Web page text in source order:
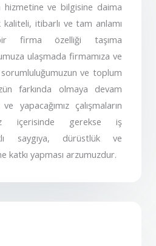
hizmetine ve bilgisine daima
itibarlı ve tam anlamı
firma özelliği taşıma
ulaşmada firmamıza ve
ve toplum
farkında olmaya devam
yapacağımız çalışmaların
içerisinde gerekse iş
saygıya, dürüstlük ve
katkı yapması arzumuzdur.